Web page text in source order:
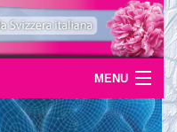
MENU